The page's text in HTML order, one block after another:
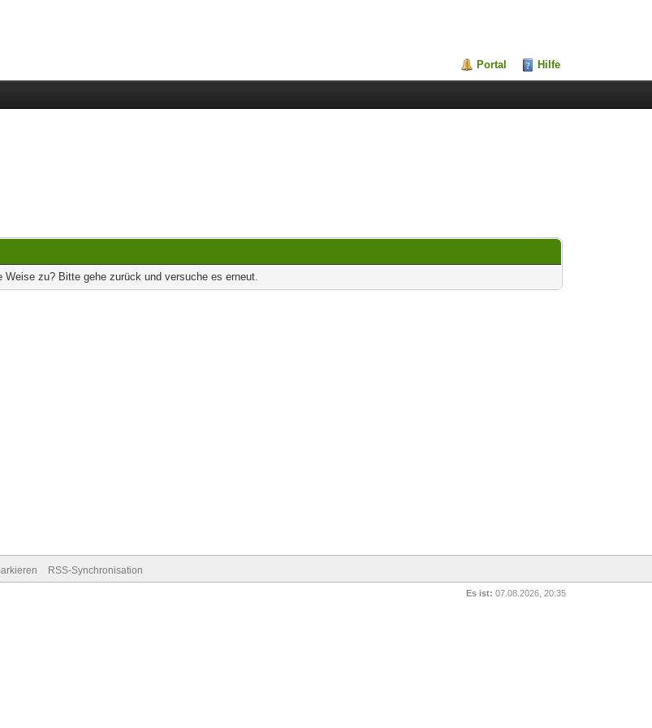
Portal Hilfe
zu? Bitte gehe zurück und versuche es erneut.
RSS-Synchronisation
Es ist: 07.08.2026, 20:35